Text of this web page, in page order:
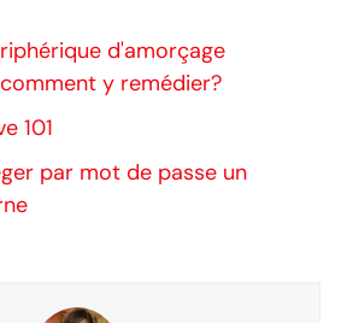
d'amorçage
y remédier?
101
par mot de passe un